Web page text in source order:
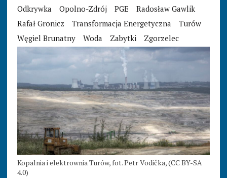
Odkrywka
Opolno-Zdrój PGE
Radosław Gawlik
Rafał Gronicz
Transformacja Energetyczna
Turów
Węgiel Brunatny
Woda Zabytki Zgorzelec
Kopalnia i elektrownia Turów, fot. Petr Vodička, (CC BY-SA
4.0)